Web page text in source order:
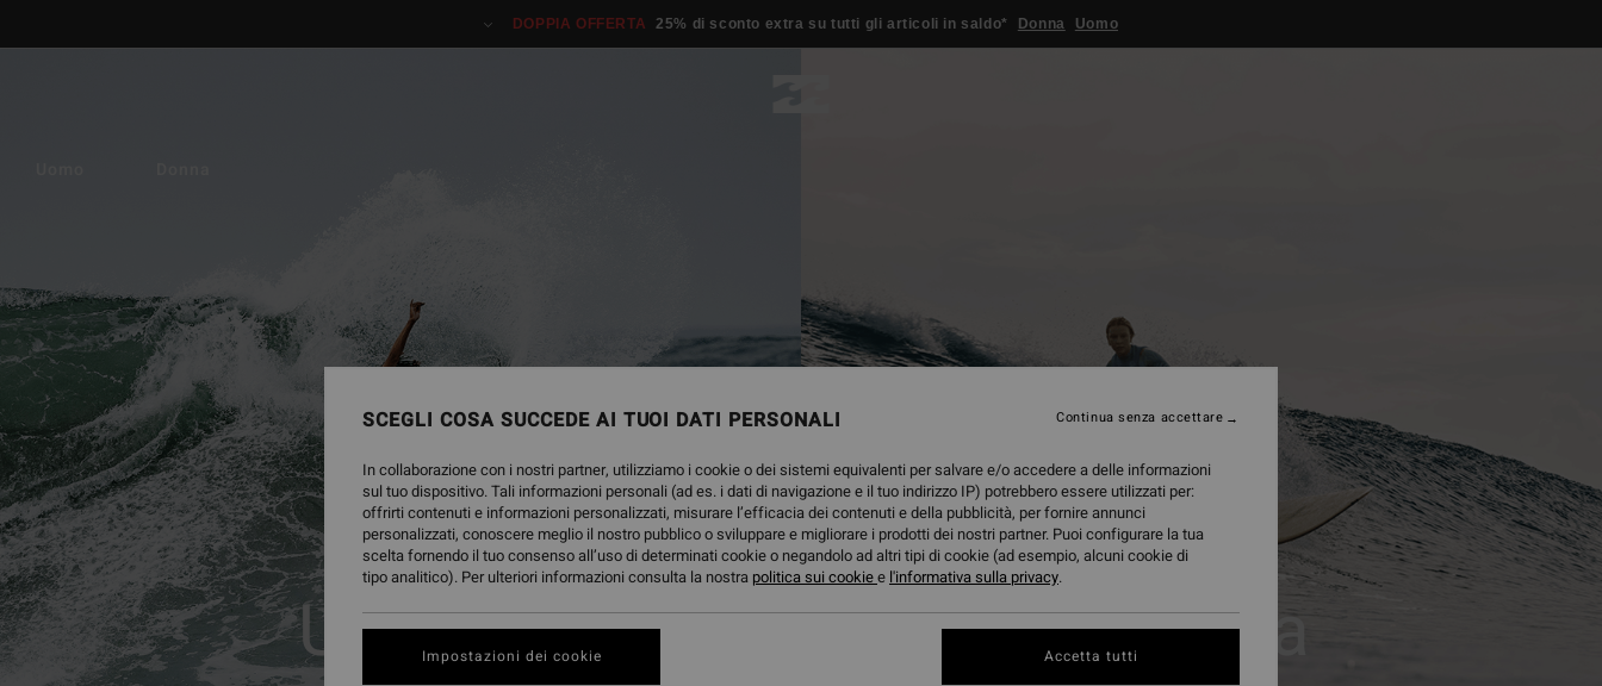
DOPPIA OFFERTA 25% di sconto extra su tutti gli articoli in saldo* Donna Uomo
Uomo Donna
SCEGLI COSA SUCCEDE AI TUOI DATI PERSONALI
In collaborazione con i nostri partner, utilizziamo i cookie o dei sistemi equivalenti per salvare e/o accedere a delle informazioni
sul tuo dispositivo. Tali informazioni personali (ad es. i dati di navigazione e il tuo indirizzo IP) potrebbero essere utilizzati per:
offrirti contenuti e informazioni personalizzati, misurare l’efficacia dei contenuti e della pubblicità, per fornire annunci
personalizzati, conoscere meglio il nostro pubblico o sviluppare e migliorare i prodotti dei nostri partner. Puoi configurare la tua
scelta fornendo il tuo consenso all’uso di determinati cookie o negandolo ad altri tipi di cookie (ad esempio, alcuni cookie di
tipo analitico). Per ulteriori informazioni consulta la nostra politica sui cookiee l'informativa sulla privacy.
Impostazioni dei cookie
Continua senza accettare
Accetta tutti